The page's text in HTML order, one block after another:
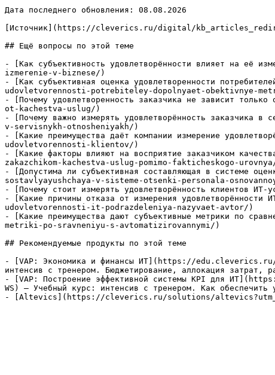
Дата последнего обновления: 08.08.2026
[Источник](https://cleverics.ru/digital/
## Ещё вопросы по этой теме
- [Как субъективность удовлетворённости влияет на
izmerenie-v-biznese/)
- [Как субъективная оценка удовлетворенности
udovletvorennosti-potrebiteley-dopolnyaet-obektivnye-
- [Почему удовлетворенность заказчика не зависит
ot-kachestva-uslug/)
- [Почему важно измерять удовлетворённость
v-servisnykh-otnosheniyakh/)
- [Какие преимущества даёт компании измерение
udovletvorennosti-klientov/)
- [Какие факторы влияют на восприятие заказчиком
zakazchikom-kachestva-uslug-pomimo-fakticheskogo-
- [Допустима ли субъективная составляющая в
sostavlyayushchaya-v-sisteme-otsenki-personala-
- [Почему стоит измерять удовлетворённость
- [Какие причины отказа от измерения
udovletvorennosti-it-podrazdeleniya-nazyvaet-avtor/)
- [Какие преимущества дают субъективные метрики по
metriki-po-sravneniyu-s-avtomatizirovannymi/)
## Рекомендуемые продукты по этой теме
- [VAP: Экономика и финансы ИТ](https://edu.cleverics.ru/
интенсив с тренером. Бюджетирование, аллокация затрат,
- [VAP: Построение эффективной системы KPI для
WS) — Учебный курс: интенсив с тренером. Как обеспечить
- [Altevics](https://cleverics.ru/solutions/